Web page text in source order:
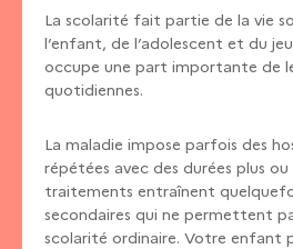
La scolarité fait partie de la vie
l’enfant, de l’adolescent et du
occupe une part importante de
quotidiennes.
La maladie impose parfois des
répétées avec des durées plus ou
traitements entraînent
secondaires qui ne permettent
scolarité ordinaire. Votre enfant